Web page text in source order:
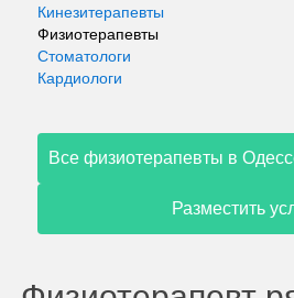
Кинезитерапевты
Физиотерапевты
Стоматологи
Кардиологи
Все физиотерапевты в
Разместить